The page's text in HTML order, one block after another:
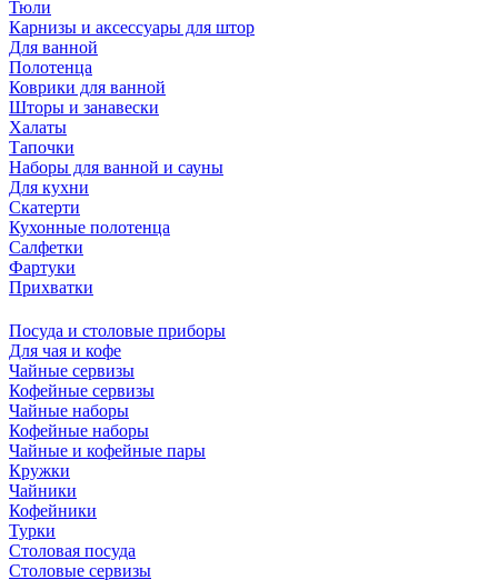
Тюли
Карнизы и аксессуары для штор
Для ванной
Полотенца
Коврики для ванной
Шторы и занавески
Халаты
Тапочки
Наборы для ванной и сауны
Для кухни
Скатерти
Кухонные полотенца
Салфетки
Фартуки
Прихватки
Посуда и столовые приборы
Для чая и кофе
Чайные сервизы
Кофейные сервизы
Чайные наборы
Кофейные наборы
Чайные и кофейные пары
Кружки
Чайники
Кофейники
Турки
Столовая посуда
Столовые сервизы